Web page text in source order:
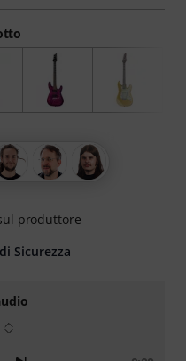
produttore
Sicurezza